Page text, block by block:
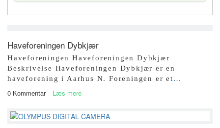
Haveforeningen Dybkjær
Haveforeningen Haveforeningen Dybkjær
Beskrivelse Haveforeningen Dybkjær er en
haveforening i Aarhus N. Foreningen er et…
0 Kommentar Læs mere